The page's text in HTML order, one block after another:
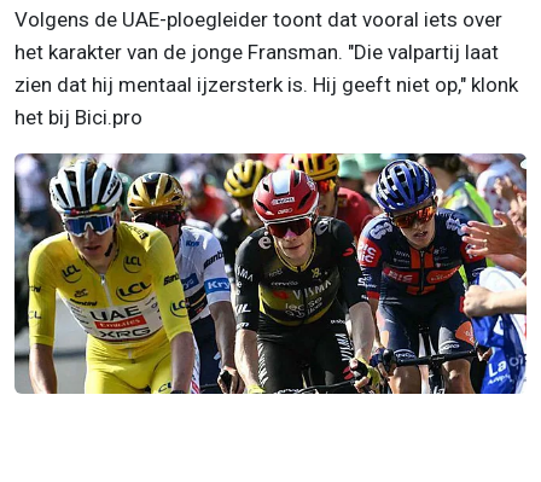
Volgens de UAE-ploegleider toont dat vooral iets over
het karakter van de jonge Fransman. "Die valpartij laat
zien dat hij mentaal ijzersterk is. Hij geeft niet op," klonk
het bij Bici.pro